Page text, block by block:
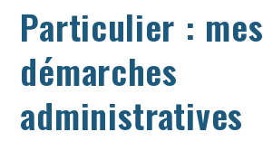
Particulier : mes
démarches
administratives